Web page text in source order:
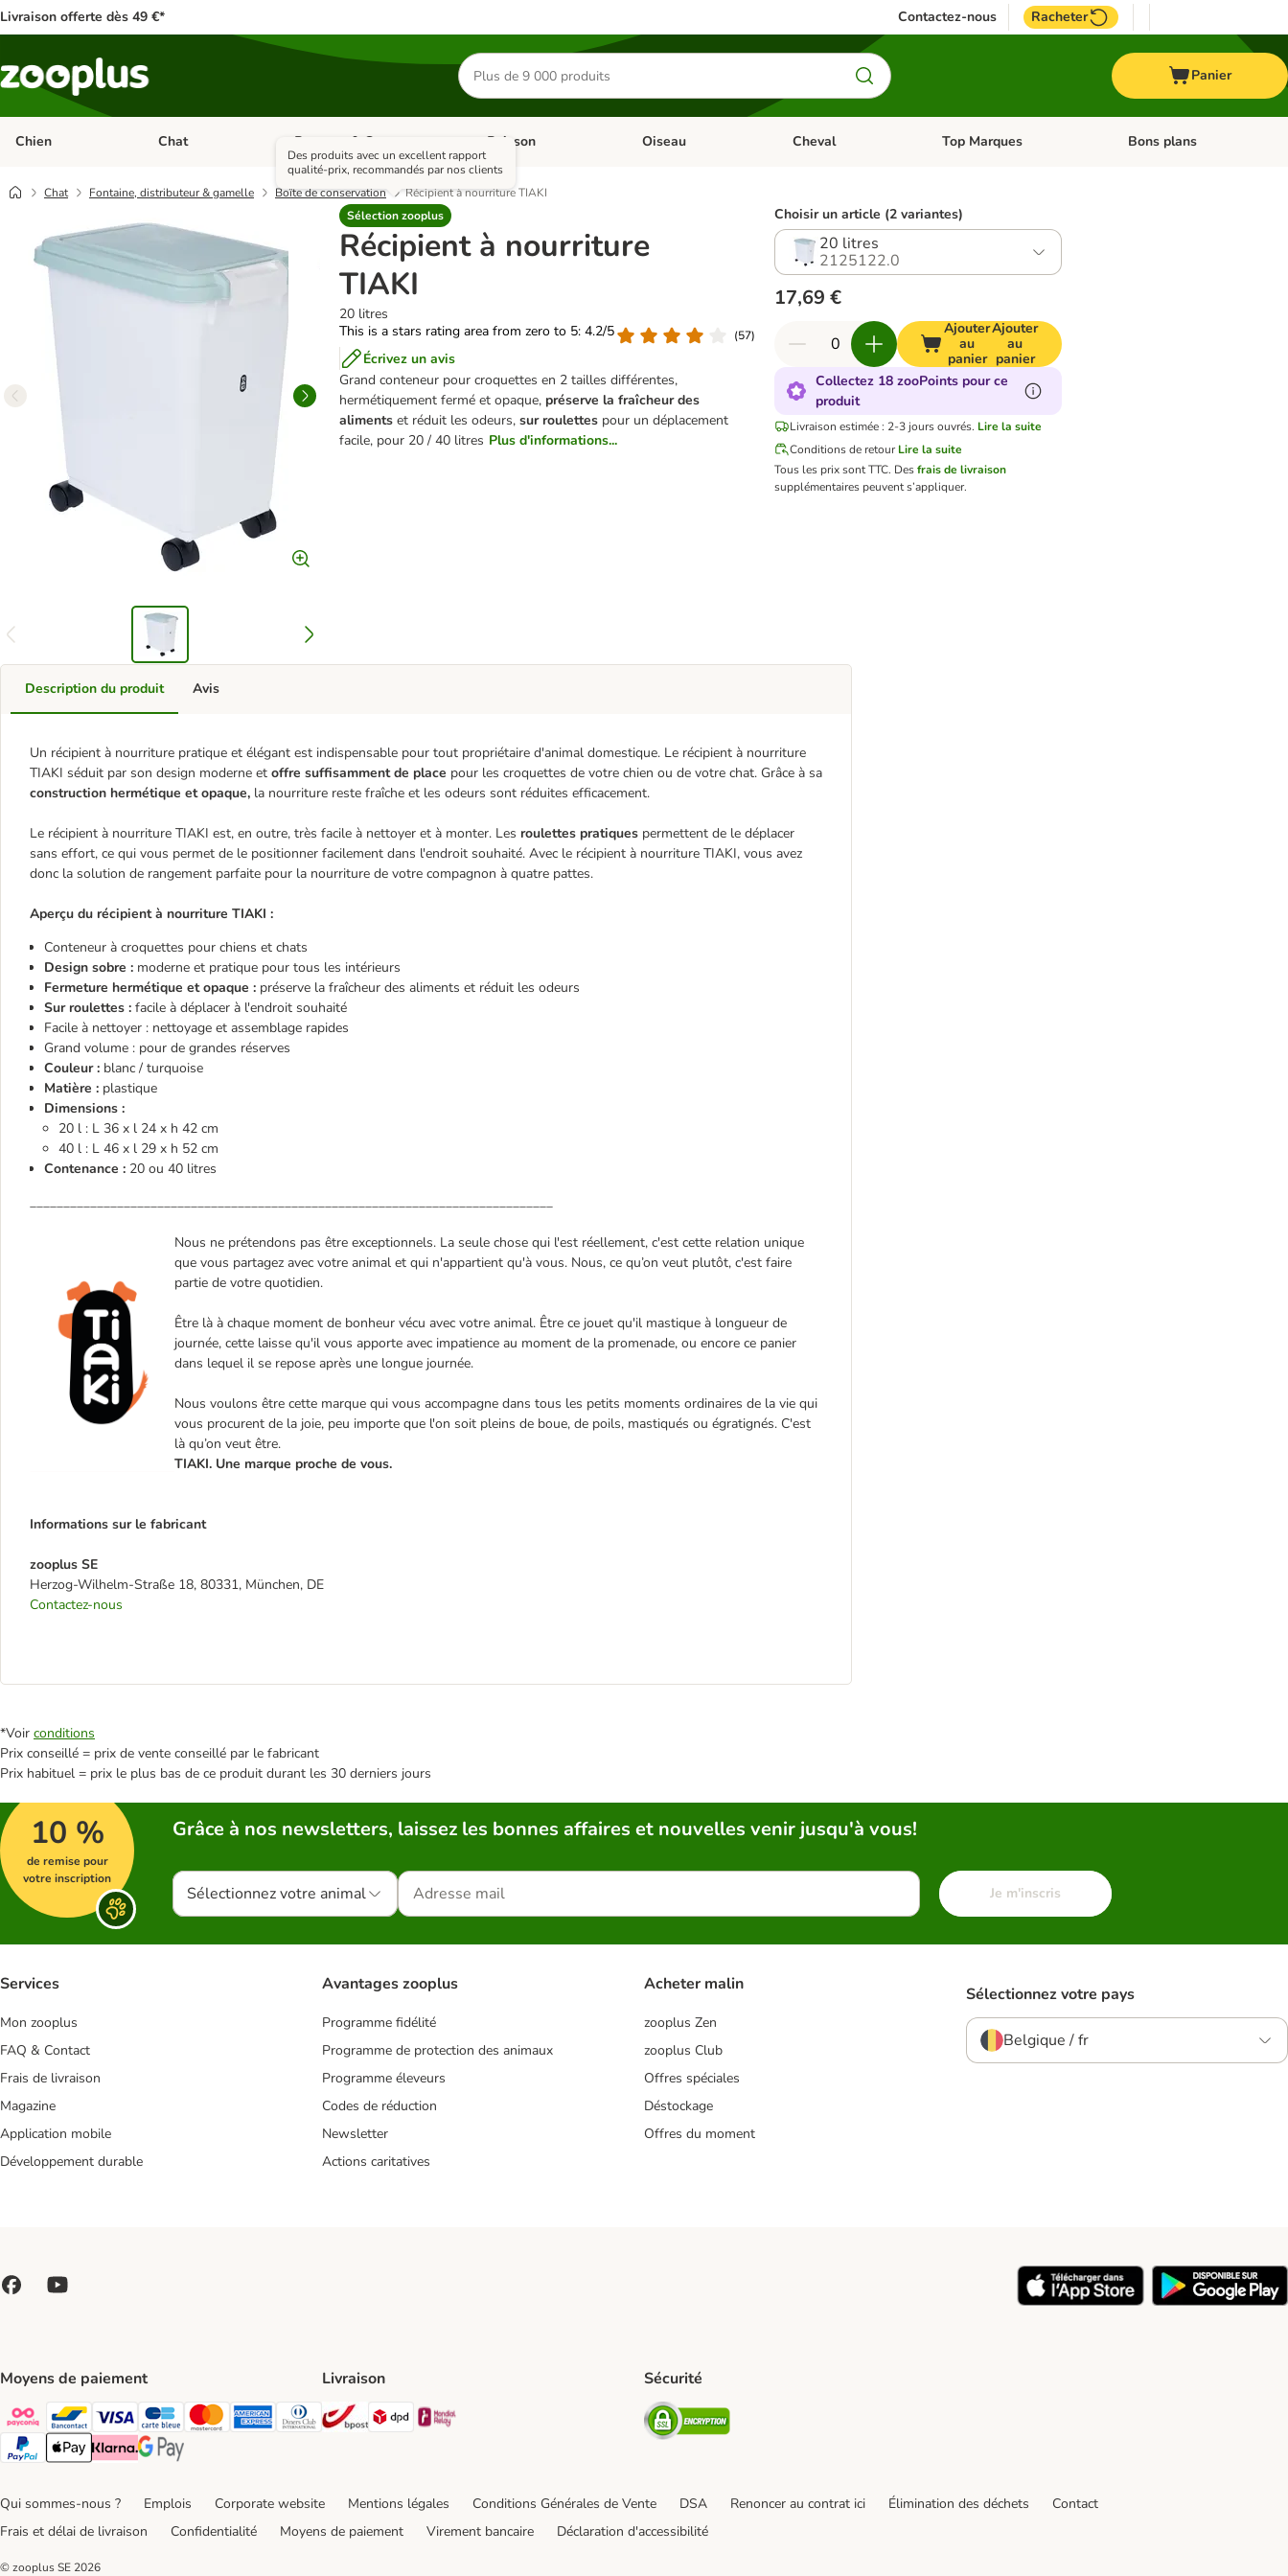
Livraison offerte dès 49 €* Contactez-nous Racheter
Rechercher
des
produits
Panier
Chien Dérouler les catégories: Chien
Chat Dérouler les catégories: Chat
Rongeur & Co Dérouler les catégories: Rongeur & Co
Poisson Dérouler les catégories: Poisson
Oiseau Dérouler les catégories: Oiseau
Cheval Dérouler les catégories: Cheval
Top Marques Dérouler les catégories: Top
Bons plans
Chat Fontaine, distributeur & gamelle Boîte de conservation
Récipient à nourriture TIAKI
Sélection zooplus
Des produits avec un excellent rapport
qualité-prix, recommandés par nos clients
Récipient à nourriture
TIAKI
20 litres
This is a stars rating area from zero to 5: 4.2/5
(57)
Écrivez un avis
Grand conteneur pour croquettes en 2 tailles différentes,
hermétiquement fermé et opaque, préserve la fraîcheur des
aliments et réduit les odeurs, sur roulettes pour un déplacement
facile, pour 20 / 40 litres Plus d'informations...
Choisir un article (2 variantes)
20 litres
2125122.0
17,69 €
Ajouter
au
panier
Ajouter
au
panier
Collectez 18 zooPoints pour ce
produit
Livraison estimée : 2-3 jours ouvrés. Lire la suite
Conditions de retour Lire la suite
Tous les prix sont TTC. Desfrais de livraison
supplémentaires peuvent s’appliquer.
Description du produit
Un récipient à nourriture pratique et élégant est indispensable pour tout propriétaire d'animal domestique. Le récipient à nourriture
TIAKI séduit par son design moderne et offre suffisamment de place pour les croquettes de votre chien ou de votre chat. Grâce à sa
construction hermétique et opaque, la nourriture reste fraîche et les odeurs sont réduites efficacement.
Le récipient à nourriture TIAKI est, en outre, très facile à nettoyer et à monter. Les roulettes pratiques permettent de le déplacer
sans effort, ce qui vous permet de le positionner facilement dans l'endroit souhaité. Avec le récipient à nourriture TIAKI, vous avez
donc la solution de rangement parfaite pour la nourriture de votre compagnon à quatre pattes.
Aperçu du récipient à nourriture TIAKI :
Conteneur à croquettes pour chiens et chats
Design sobre : moderne et pratique pour tous les intérieurs
Fermeture hermétique et opaque : préserve la fraîcheur des aliments et réduit les odeurs
Sur roulettes : facile à déplacer à l'endroit souhaité
Facile à nettoyer : nettoyage et assemblage rapides
Grand volume : pour de grandes réserves
Couleur : blanc / turquoise
Matière : plastique
Dimensions :
20 l : L 36 x l 24 x h 42 cm
40 l : L 46 x l 29 x h 52 cm
Contenance : 20 ou 40 litres
______________________________________________________________________________
Nous ne prétendons pas être exceptionnels. La seule chose qui l'est réellement, c'est cette relation unique
que vous partagez avec votre animal et qui n'appartient qu'à vous. Nous, ce qu’on veut plutôt, c'est faire
partie de votre quotidien.
Être là à chaque moment de bonheur vécu avec votre animal. Être ce jouet qu'il mastique à longueur de
journée, cette laisse qu'il vous apporte avec impatience au moment de la promenade, ou encore ce panier
dans lequel il se repose après une longue journée.
Nous voulons être cette marque qui vous accompagne dans tous les petits moments ordinaires de la vie qui
vous procurent de la joie, peu importe que l'on soit pleins de boue, de poils, mastiqués ou égratignés. C'est
là qu’on veut être.
TIAKI. Une marque proche de vous.
Informations sur le fabricant
zooplus SE
Herzog-Wilhelm-Straße 18, 80331, München, DE
Contactez-nous
Avis
*Voir conditions
Prix conseillé = prix de vente conseillé par le fabricant
Prix habituel = prix le plus bas de ce produit durant les 30 derniers jours
10 %
de remise pour
votre inscription
Grâce à nos newsletters, laissez les bonnes affaires et nouvelles venir jusqu'à vous!
Sélectionnez votre animal Je m'inscris
Services
Mon zooplus
FAQ & Contact
Frais de livraison
Magazine
Application mobile
Développement durable
Avantages zooplus
Programme fidélité
Programme de protection des animaux
Programme éleveurs
Codes de réduction
Newsletter
Actions caritatives
Acheter malin
zooplus Zen
zooplus Club
Offres spéciales
Déstockage
Offres du moment
Sélectionnez votre pays
Belgique / fr
Moyens de paiement
Payconiq Payment Method
bancontact Payment Method
Visa Payment Method
carte bleue Payment Method
Master card Payment Method
American express Payment Method
Diners club Payment Method
Paypal Payment Method
Apple Pay Payment Method
Klarna Payment Method
Google Pay Payment Method
Livraison
Bpost Shipping Method
DPD Shipping Method
Mondial relay Shipping Method
Sécurité
Security
Qui sommes-nous ? Emplois Corporate website Mentions légales Conditions Générales de Vente DSA Renoncer au contrat ici Élimination des déchets
Contact
Frais et délai de livraison
Confidentialité Moyens de paiement Virement bancaire Déclaration d'accessibilité
© zooplus SE 2026